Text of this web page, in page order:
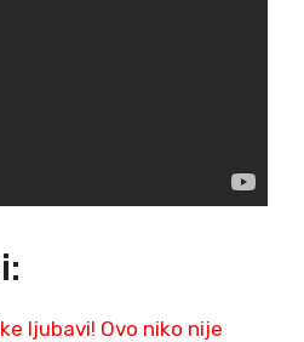
ljubavi! Ovo niko nije